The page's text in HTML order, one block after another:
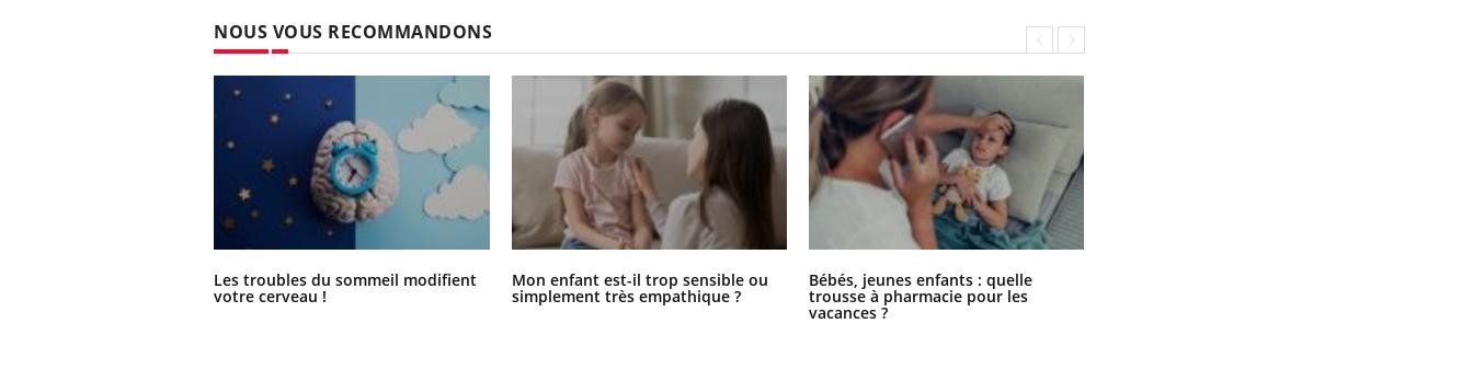
NOUS VOUS RECOMMANDONS
Les troubles du sommeil modifient
votre cerveau !
Mon enfant est-il trop sensible ou
simplement très empathique ?
Bébés, jeunes enfants : quelle
trousse à pharmacie pour les
vacances ?